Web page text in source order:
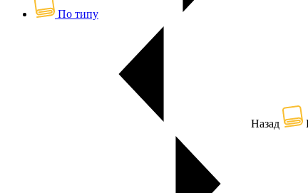
По типу
Назад